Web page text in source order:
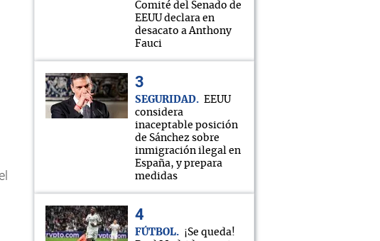
Comité del Senado de
EEUU declara en
desacato a Anthony
Fauci
SEGURIDAD
EEUU
considera
inaceptable posición
de Sánchez sobre
inmigración ilegal en
España, y prepara
medidas
FÚTBOL
¡Se queda!